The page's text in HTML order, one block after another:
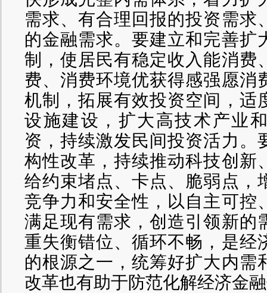
需求、有合理回报的投资需求
的金融需求。要建立和完善扩
制，使居民有稳定收入能消费
费、消费环境优获得感强愿消
机制，拓展有效投资空间，适
设施建设，扩大高技术产业
资，持续激发民间投资活力。
构性改革，持续推动科技创新
给约束堵点、卡点、脆弱点，
竞争力和安全性，以自主可控
满足现有需求，创造引领新的
重失衡错位、循环不畅，是经
的根源之一，统筹好扩大内需
改革也有助于防范化解经济金